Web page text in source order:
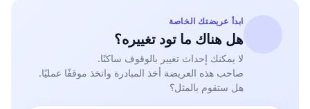
ابدأ عريضتك الخاصة
هل هناك ما تود تغييره؟
لا يمكنك إحداث تغيير بالوقوف ساكنًا.
صاحب هذه العريضة أخذ المبادرة واتخذ موقفًا عمليًا.
هل ستقوم بالمثل؟